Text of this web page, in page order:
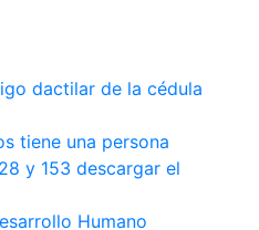
dactilar de la cédula
tiene una persona
y 153 descargar el
Humano